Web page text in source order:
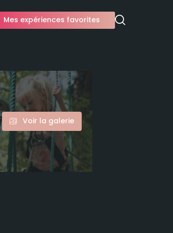
Mes expériences favorites
Voir la galerie